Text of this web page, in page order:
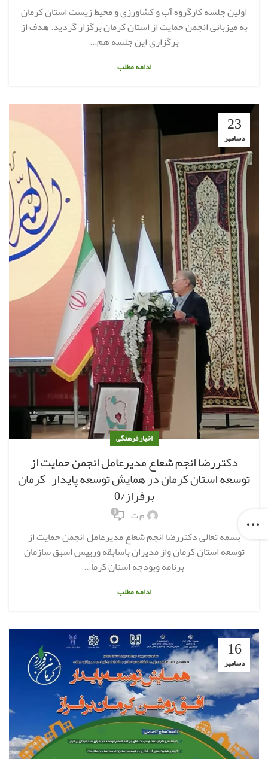
اولین جلسه کارگروه آب و کشاورزی و محیط زیست استان کرمان
به میزبانی انجمن حمایت از استان کرمان برگزار گردید. هدف از
برگزاری این جلسه هم...
ادامه مطلب
23
دسامبر
اخبار فرهنگی
دکتررضا انجم شعاع مدیرعامل انجمن حمایت از
توسعه استان کرمان در همایش توسعه پایدار – کرمان
برفراز/0
م ت 0
بسمه تعالی دکتررضا انجم شعاع مدیرعامل انجمن حمایت از
توسعه استان کرمان واز مدیران باسابقه ورییس اسبق سازمان
برنامه وبودجه استان کرما...
ادامه مطلب
16
دسامبر